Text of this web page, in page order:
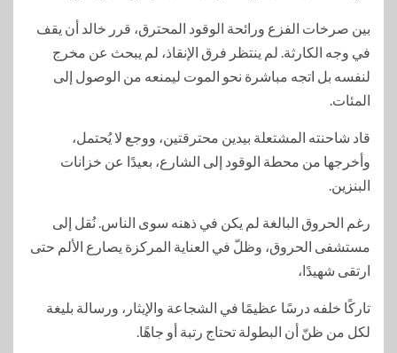
بين صرخات الفزع ورائحة الوقود المحترق، قرر خالد أن يقف
في وجه الكارثة. لم ينتظر فرق الإنقاذ، لم يبحث عن مخرج
لنفسه بل اتجه مباشرة نحو الموت ليمنعه من الوصول إلى
المئات.
قاد شاحنته المشتعلة بيدين محترقتين، ووجع لا يُحتمل،
وأخرجها من محطة الوقود إلى الشارع، بعيدًا عن خزانات
البنزين.
رغم الحروق البالغة لم يكن في ذهنه سوى الناس. نُقل إلى
مستشفى الحروق، وظلّ في العناية المركزة يصارع الألم حتى
ارتقى شهيدًا،
تاركًا خلفه درسًا عظيمًا في الشجاعة والإيثار، ورسالة بليغة
لكل من ظنّ أن البطولة تحتاج رتبة أو جاهًا.